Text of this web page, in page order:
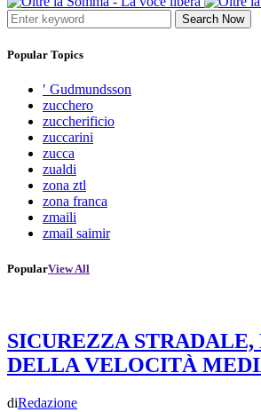
Search Now
Popular Topics
′ Gudmundsson
zucchero
zuccherificio
zuccarini
zucca
zualdi
zona ztl
zona franca
zmaili
zmail saimir
PopularView All
SICUREZZA
DELLA VELOCITÀ
diRedazione